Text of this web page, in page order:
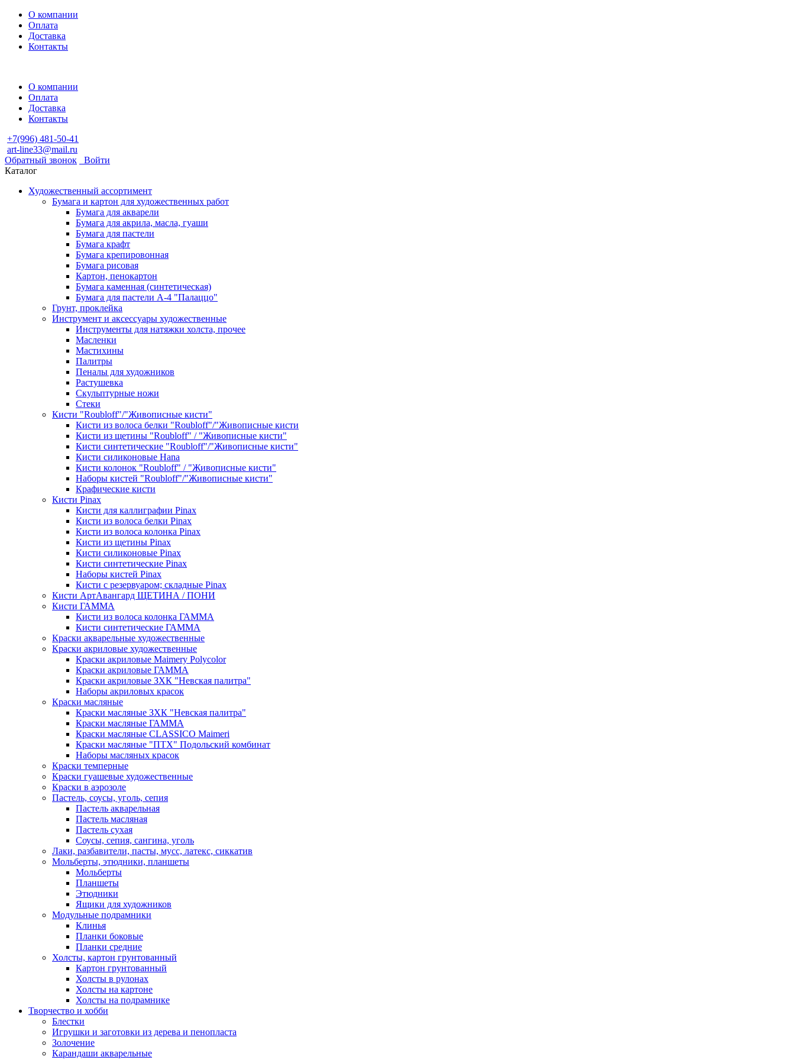
О компании
Оплата
Доставка
Контакты
О компании
Оплата
Доставка
Контакты
+7(996) 481-50-41
art-line33@mail.ru
Обратный звонок
Войти
Каталог
Художественный ассортимент
Бумага и картон для художественных работ
Бумага для акварели
Бумага для акрила, масла, гуаши
Бумага для пастели
Бумага крафт
Бумага крепировонная
Бумага рисовая
Картон, пенокартон
Бумага каменная (синтетическая)
Бумага для пастели А-4 "Палаццо"
Грунт, проклейка
Инструмент и аксессуары художественные
Инструменты для натяжки холста, прочее
Масленки
Мастихины
Палитры
Пеналы для художников
Растушевка
Скульптурные ножи
Стеки
Кисти "Roubloff"/"Живописные кисти"
Кисти из волоса белки "Roubloff"/"Живописные кисти
Кисти из щетины "Roubloff" / "Живописные кисти"
Кисти синтетические "Roubloff"/"Живописные кисти"
Кисти силиконовые Hana
Кисти колонок "Roubloff" / "Живописные кисти"
Наборы кистей "Roubloff"/"Живописные кисти"
Крафические кисти
Кисти Pinax
Кисти для каллиграфии Pinax
Кисти из волоса белки Pinax
Кисти из волоса колонка Pinax
Кисти из щетины Pinax
Кисти силиконовые Pinax
Кисти синтетические Pinax
Наборы кистей Pinax
Кисти с резервуаром; складные Pinax
Кисти АртАвангард ЩЕТИНА / ПОНИ
Кисти ГАММА
Кисти из волоса колонка ГАММА
Кисти синтетические ГАММА
Краски акварельные художественные
Краски акриловые художественные
Краски акриловые Maimery Polycolor
Краски акриловые ГАММА
Краски акриловые ЗХК "Невская палитра"
Наборы акриловых красок
Краски масляные
Краски масляные ЗХК "Невская палитра"
Краски масляные ГАММА
Краски масляные CLASSICO Maimeri
Краски масляные "ПТХ" Подольский комбинат
Наборы масляных красок
Краски темперные
Краски гуашевые художественные
Краски в аэрозоле
Пастель, соусы, уголь, сепия
Пастель акварельная
Пастель масляная
Пастель сухая
Соусы, сепия, сангина, уголь
Лаки, разбавители, пасты, мусс, латекс, сиккатив
Мольберты, этюдники, планшеты
Мольберты
Планшеты
Этюдники
Ящики для художников
Модульные подрамники
Клинья
Планки боковые
Планки средние
Холсты, картон грунтованный
Картон грунтованный
Холсты в рулонах
Холсты на картоне
Холсты на подрамнике
Творчество и хобби
Блестки
Игрушки и заготовки из дерева и пенопласта
Золочение
Карандаши акварельные